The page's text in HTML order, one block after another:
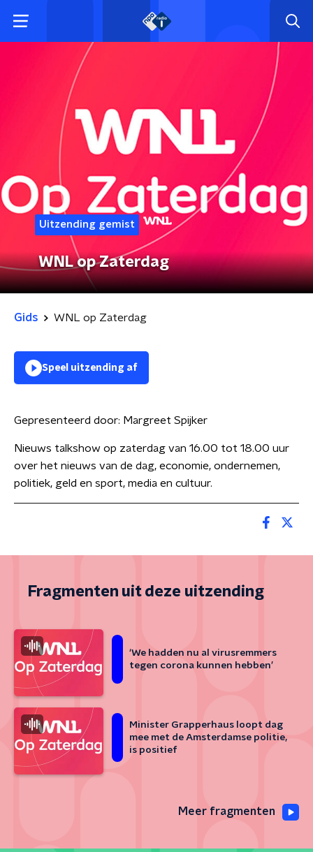
Uitzending gemist
WNL op Zaterdag
Gids WNL op Zaterdag
Speel uitzending af
Gepresenteerd door: Margreet Spijker
Nieuws talkshow op zaterdag van 16.00 tot 18.00 uur
over het nieuws van de dag, economie, ondernemen,
politiek, geld en sport, media en cultuur.
Fragmenten uit deze uitzending
‘We hadden nu al virusremmers
tegen corona kunnen hebben’
Minister Grapperhaus loopt dag
mee met de Amsterdamse politie,
is positief
Meer fragmenten